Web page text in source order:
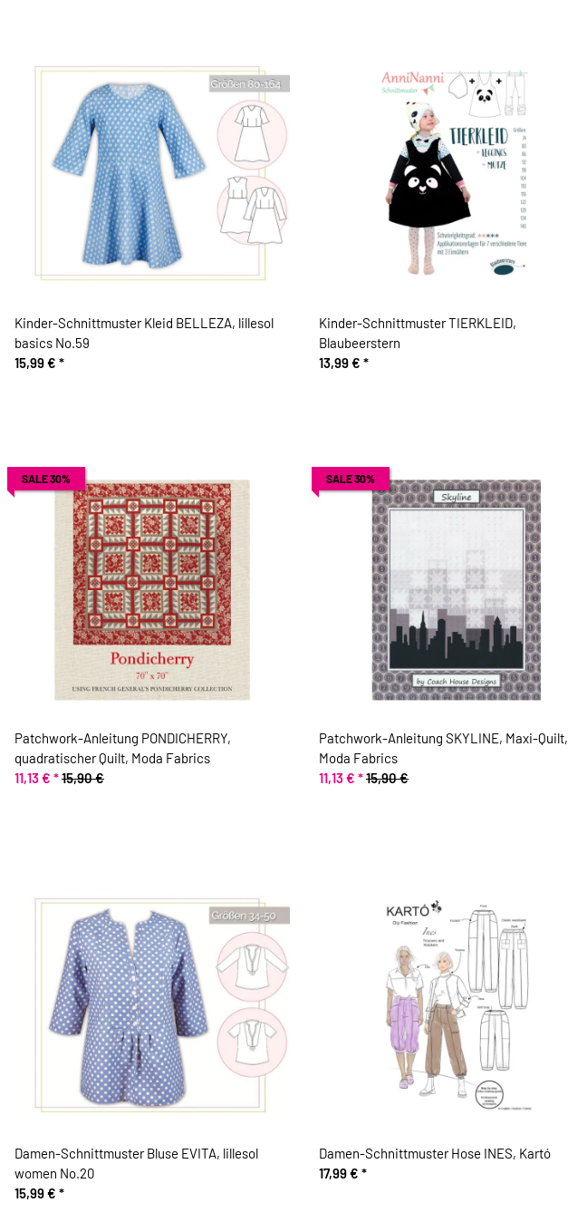
Kinder-Schnittmuster Kleid BELLEZA, lillesol
basics No.59
15,99 € *
Kinder-Schnittmuster TIERKLEID,
Blaubeerstern
13,99 € *
SALE 30%
Patchwork-Anleitung PONDICHERRY,
quadratischer Quilt, Moda Fabrics
11,13 € *15,90 €
SALE 30%
Patchwork-Anleitung SKYLINE, Maxi-Quilt,
Moda Fabrics
11,13 € *15,90 €
Damen-Schnittmuster Bluse EVITA, lillesol
women No.20
15,99 € *
Damen-Schnittmuster Hose INES, Kartó
17,99 € *